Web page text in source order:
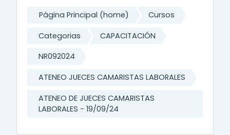
Página Principal (home) Cursos
Categorias CAPACITACIÓN
NR092024
ATENEO JUECES CAMARISTAS LABORALES
ATENEO DE JUECES CAMARISTAS
LABORALES - 19/09/24